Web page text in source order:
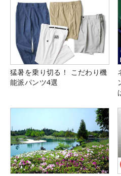
猛暑を乗り切る！ こだわり機
能派パンツ4選